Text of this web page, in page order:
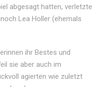
abgesagt hatten, verletzte
Lea Holler (ehemals
ihr Bestes und
sie aber auch im
agierten wie zuletzt